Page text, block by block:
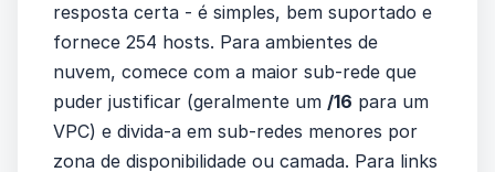
resposta certa - é simples, bem suportado e
fornece 254 hosts. Para ambientes de
nuvem, comece com a maior sub-rede que
puder justificar (geralmente um /16 para um
VPC) e divida-a em sub-redes menores por
zona de disponibilidade ou camada. Para links